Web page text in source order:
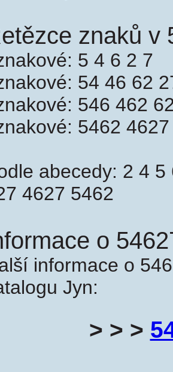
znaků v
5 4 6 2 7
54 46 62
546 462
5462 4627
abecedy: 2 4
4627 5462
o
informace o
Jyn:
> > >